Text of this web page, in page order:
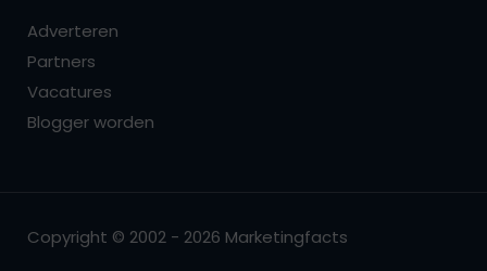
Adverteren
Partners
Vacatures
Blogger worden
Copyright © 2002 - 2026 Marketingfacts